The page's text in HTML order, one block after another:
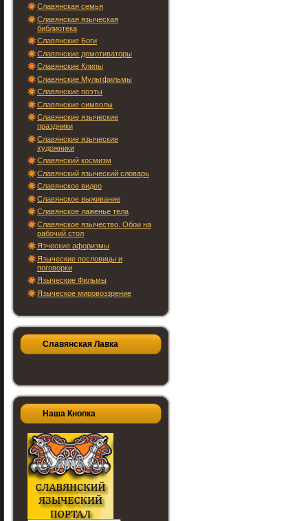
Славянская семья
Славянская языческая
библиотека
Славянские Боги
Славянские демотиваторы
Славянские Клипы
Славянские Мультфильмы
Славянские поэты
Славянские символы
Славянские языческие
праздники
Славянские языческие
художники
Славянский космизм
Славянский языческий словарь
Славянское видео
Славянское выживание
Славянское лаженье тела
Славянское язычество. Обои на
рабочий стол
Язческие афоризмы
Языческие пословицы и
поговорки
Языческие Фильмы
Языческое мировоззрение
Славянская Лавка
Наша Кнопка